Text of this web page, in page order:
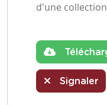
d'une
Signaler